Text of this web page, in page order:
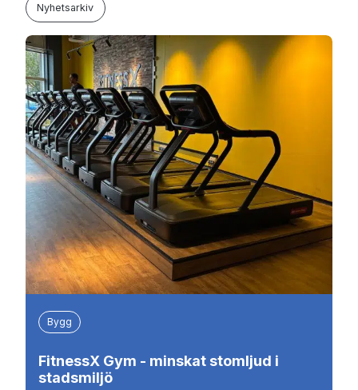
Nyhetsarkiv
Bygg
FitnessX Gym - minskat stomljud i
stadsmiljö